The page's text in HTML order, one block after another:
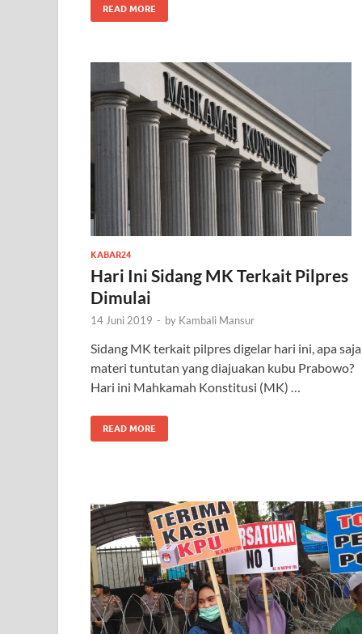
READ MORE
KABAR24
Hari Ini Sidang MK Terkait Pilpres
Dimulai
14 Juni 2019 - by Kambali Mansur
Sidang MK terkait pilpres digelar hari ini, apa saja
materi tuntutan yang diajuakan kubu Prabowo?
Hari ini Mahkamah Konstitusi (MK) …
READ MORE